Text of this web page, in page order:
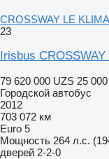
CROSSWAY LE
23
Irisbus
79 620 000 UZS 25
Городской автобус
2012
703 072 км
Euro 5
Мощность 264 л.с.
дверей 2-2-0